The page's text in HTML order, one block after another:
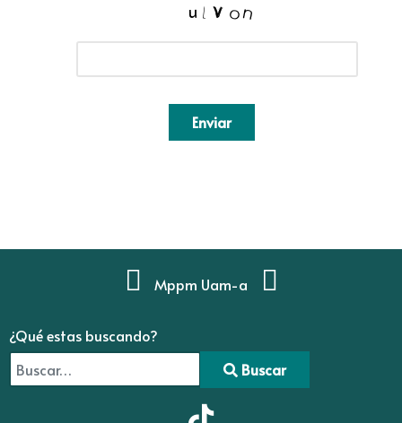
Enviar
Mppm Uam-a
¿Qué estas buscando?
Buscar